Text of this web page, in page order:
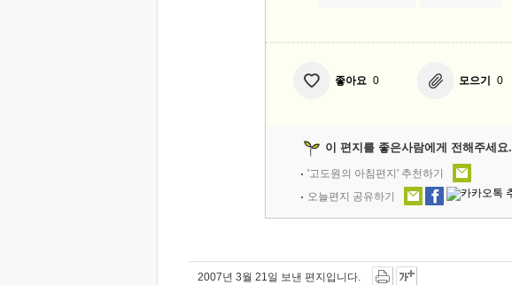
좋아요 0 모으기 0
이 편지를 좋은사람에게 전해주세요.
'고도원의 아침편지' 추천하기
오늘편지 공유하기
2007년 3월 21일 보낸 편지입니다.